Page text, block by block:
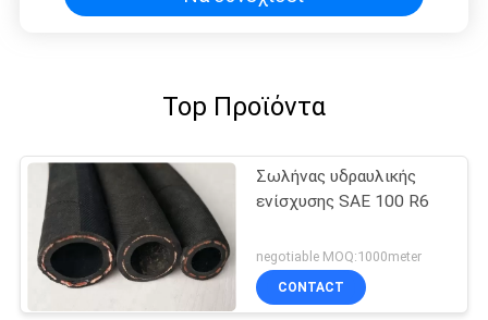
Top Προϊόντα
Σωλήνας υδραυλικής
ενίσχυσης SAE 100 R6
negotiable MOQ:1000meter
CONTACT